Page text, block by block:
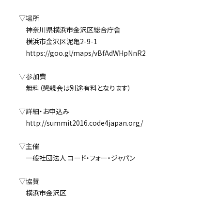
▽場所
神奈川県横浜市金沢区総合庁舎
横浜市金沢区泥亀2-9-1
https://goo.gl/maps/vBfAdWHpNnR2
▽参加費
無料（懇親会は別途有料となります）
▽詳細・お申込み
http://summit2016.code4japan.org/
▽主催
一般社団法人 コード・フォー・ジャパン
▽協賛
横浜市金沢区